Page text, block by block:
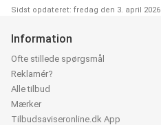
Sidst opdateret: fredag den 3. april 2026
Information
Ofte stillede spørgsmål
Reklamér?
Alle tilbud
Mærker
Tilbudsaviseronline.dk App